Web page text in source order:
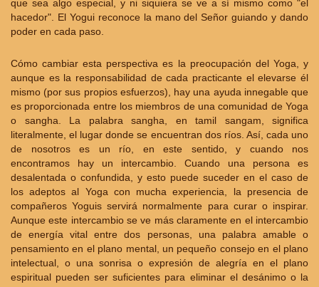
que sea algo especial, y ni siquiera se ve a sí mismo como "el
hacedor". El Yogui reconoce la mano del Señor guiando y dando
poder en cada paso.
Cómo cambiar esta perspectiva es la preocupación del Yoga, y
aunque es la responsabilidad de cada practicante el elevarse él
mismo (por sus propios esfuerzos), hay una ayuda innegable que
es proporcionada entre los miembros de una comunidad de Yoga
o sangha. La palabra sangha, en tamil sangam, significa
literalmente, el lugar donde se encuentran dos ríos. Así, cada uno
de nosotros es un río, en este sentido, y cuando nos
encontramos hay un intercambio. Cuando una persona es
desalentada o confundida, y esto puede suceder en el caso de
los adeptos al Yoga con mucha experiencia, la presencia de
compañeros Yoguis servirá normalmente para curar o inspirar.
Aunque este intercambio se ve más claramente en el intercambio
de energía vital entre dos personas, una palabra amable o
pensamiento en el plano mental, un pequeño consejo en el plano
intelectual, o una sonrisa o expresión de alegría en el plano
espiritual pueden ser suficientes para eliminar el desánimo o la